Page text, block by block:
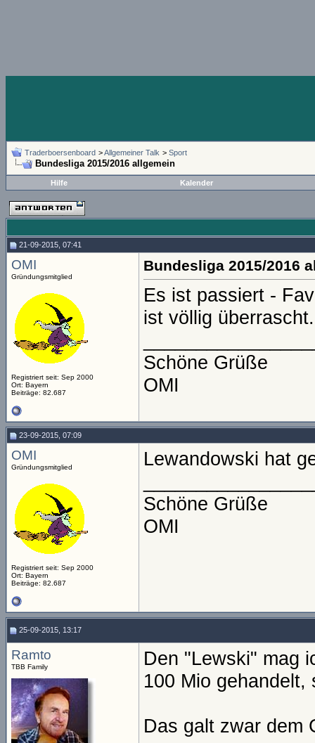
Traderboersenboard >Allgemeiner Talk > Sport
Bundesliga 2015/2016 allgemein
Hilfe Kalender
21-09-2015, 07:41
OMI
Gründungsmitglied
Registriert seit: Sep 2000
Ort: Bayern
Beiträge: 82.687
Bundesliga 2015/2016
Es ist passiert -
ist völlig überrascht.
Schöne Grüße
OMI
23-09-2015, 07:09
OMI
Gründungsmitglied
Registriert seit: Sep 2000
Ort: Bayern
Beiträge: 82.687
Lewandowski hat
Schöne Grüße
OMI
25-09-2015, 13:17
Ramto
TBB Family
Den "Lewski" mag
100 Mio
Das galt zwar dem